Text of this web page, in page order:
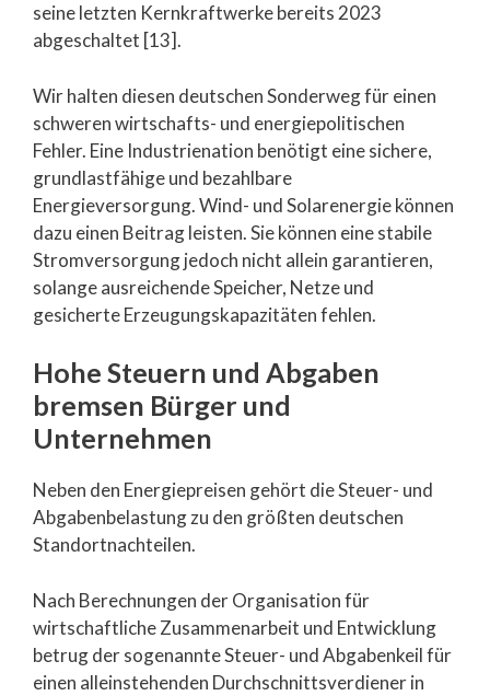
seine letzten Kernkraftwerke bereits 2023
abgeschaltet [13].
Wir halten diesen deutschen Sonderweg für einen
schweren wirtschafts- und energiepolitischen
Fehler. Eine Industrienation benötigt eine sichere,
grundlastfähige und bezahlbare
Energieversorgung. Wind- und Solarenergie können
dazu einen Beitrag leisten. Sie können eine stabile
Stromversorgung jedoch nicht allein garantieren,
solange ausreichende Speicher, Netze und
gesicherte Erzeugungskapazitäten fehlen.
Hohe Steuern und Abgaben
bremsen Bürger und
Unternehmen
Neben den Energiepreisen gehört die Steuer- und
Abgabenbelastung zu den größten deutschen
Standortnachteilen.
Nach Berechnungen der Organisation für
wirtschaftliche Zusammenarbeit und Entwicklung
betrug der sogenannte Steuer- und Abgabenkeil für
einen alleinstehenden Durchschnittsverdiener in